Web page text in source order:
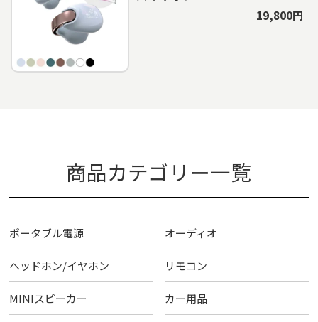
19,800円
商品カテゴリー一覧
ポータブル電源 オーディオ
ヘッドホン/イヤホン リモコン
MINIスピーカー カー用品